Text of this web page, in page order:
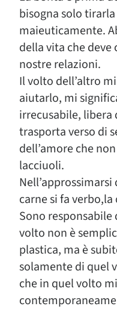
bisogna solo
maieuticamente.
della vita che
nostre relazioni.
Il volto dell’altro
aiutarlo, mi
irrecusabile,
trasporta verso di
dell’amore che
lacciuoli.
carne si fa verbo,la
Sono responsabile
volto non è
plastica, ma è
solamente di quel
che in quel volto